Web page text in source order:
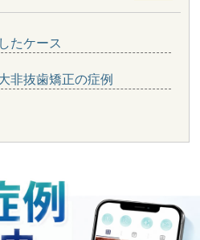
たケース
非抜歯矯正の症例